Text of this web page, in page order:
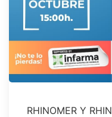
RHINOMER Y